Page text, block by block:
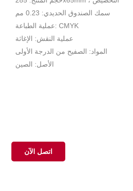
سمك الصندوق الحديدي: 0.23 مم
عملية الطباعة: CMYK
عملية النقش: الإغاثة
المواد: الصفيح من الدرجة الأولى
الأصل: الصين
اتصل الآن